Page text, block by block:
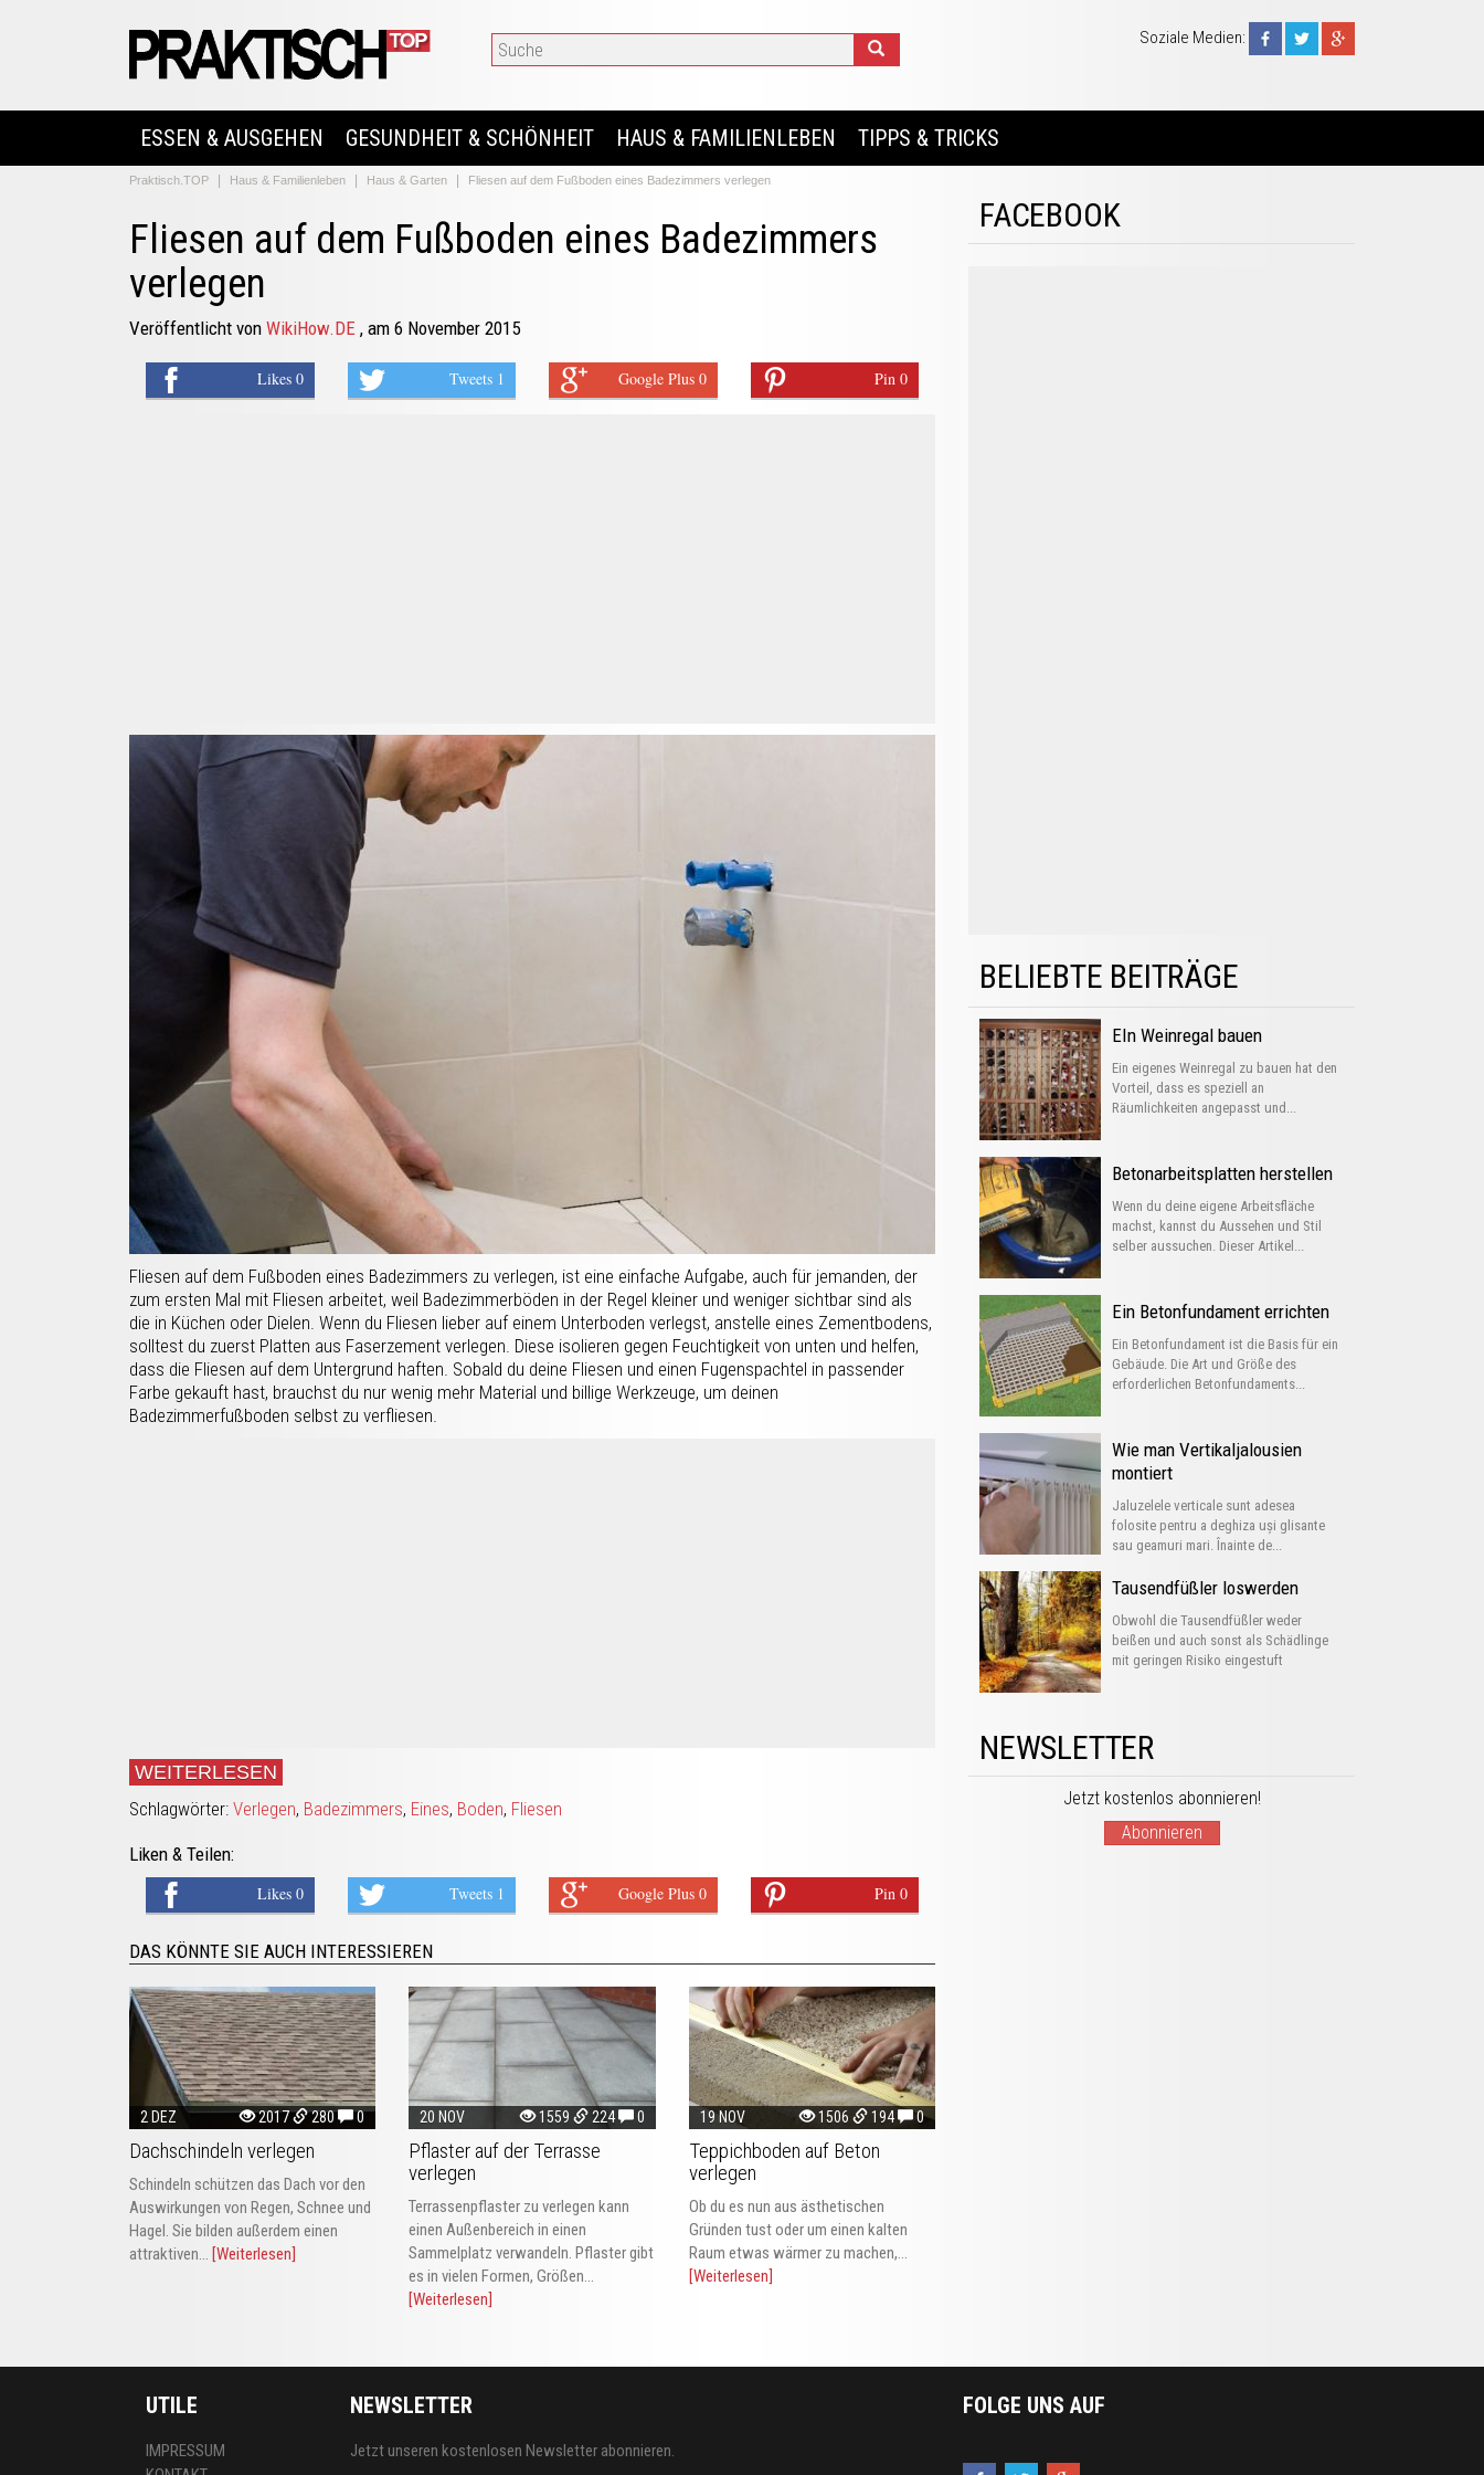
Soziale Medien:
ESSEN & AUSGEHEN GESUNDHEIT & SCHÖNHEIT HAUS & FAMILIENLEBEN TIPPS & TRICKS
Praktisch.TOP Haus & Familienleben Haus & Garten Fliesen auf dem Fußboden eines Badezimmers verlegen
Fliesen auf dem Fußboden eines Badezimmers
verlegen
Veröffentlicht von WikiHow.DE , am 6 November 2015
Likes 0 Tweets 1 Google Plus 0 Pin 0
Fliesen auf dem Fußboden eines Badezimmers zu verlegen, ist eine einfache Aufgabe, auch für jemanden, der
zum ersten Mal mit Fliesen arbeitet, weil Badezimmerböden in der Regel kleiner und weniger sichtbar sind als
die in Küchen oder Dielen. Wenn du Fliesen lieber auf einem Unterboden verlegst, anstelle eines Zementbodens,
solltest du zuerst Platten aus Faserzement verlegen. Diese isolieren gegen Feuchtigkeit von unten und helfen,
dass die Fliesen auf dem Untergrund haften. Sobald du deine Fliesen und einen Fugenspachtel in passender
Farbe gekauft hast, brauchst du nur wenig mehr Material und billige Werkzeuge, um deinen
Badezimmerfußboden selbst zu verfliesen.
WEITERLESEN
Schlagwörter: Verlegen, Badezimmers, Eines, Boden, Fliesen
Liken & Teilen:
Likes 0 Tweets 1 Google Plus 0 Pin 0
DAS KÖNNTE SIE AUCH INTERESSIEREN
2 DEZ 2017 280 0
Dachschindeln verlegen
Schindeln schützen das Dach vor den
Auswirkungen von Regen, Schnee und
Hagel. Sie bilden außerdem einen
attraktiven... [Weiterlesen]
20 NOV 1559 224 0
Pflaster auf der Terrasse
verlegen
Terrassenpflaster zu verlegen kann
einen Außenbereich in einen
Sammelplatz verwandeln. Pflaster gibt
es in vielen Formen, Größen...
[Weiterlesen]
19 NOV 1506 194 0
Teppichboden auf Beton
verlegen
Ob du es nun aus ästhetischen
Gründen tust oder um einen kalten
Raum etwas wärmer zu machen,...
[Weiterlesen]
FACEBOOK
BELIEBTE BEITRÄGE
EIn Weinregal bauen
Ein eigenes Weinregal zu bauen hat den
Vorteil, dass es speziell an
Räumlichkeiten angepasst und...
Betonarbeitsplatten herstellen
Wenn du deine eigene Arbeitsfläche
machst, kannst du Aussehen und Stil
selber aussuchen. Dieser Artikel...
Ein Betonfundament errichten
Ein Betonfundament ist die Basis für ein
Gebäude. Die Art und Größe des
erforderlichen Betonfundaments...
Wie man Vertikaljalousien
montiert
Jaluzelele verticale sunt adesea
folosite pentru a deghiza uși glisante
sau geamuri mari. Înainte de...
Tausendfüßler loswerden
Obwohl die Tausendfüßler weder
beißen und auch sonst als Schädlinge
mit geringen Risiko eingestuft
NEWSLETTER
Jetzt kostenlos abonnieren!
Abonnieren
UTILE
IMPRESSUM
NEWSLETTER
Jetzt unseren kostenlosen Newsletter abonnieren.
FOLGE UNS AUF